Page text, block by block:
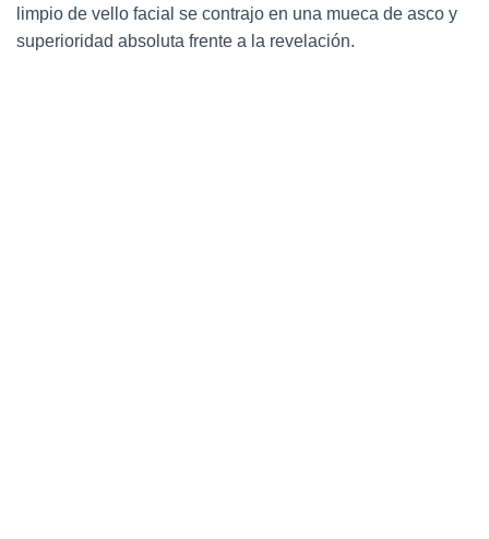
limpio de vello facial se contrajo en una mueca de asco y
superioridad absoluta frente a la revelación.